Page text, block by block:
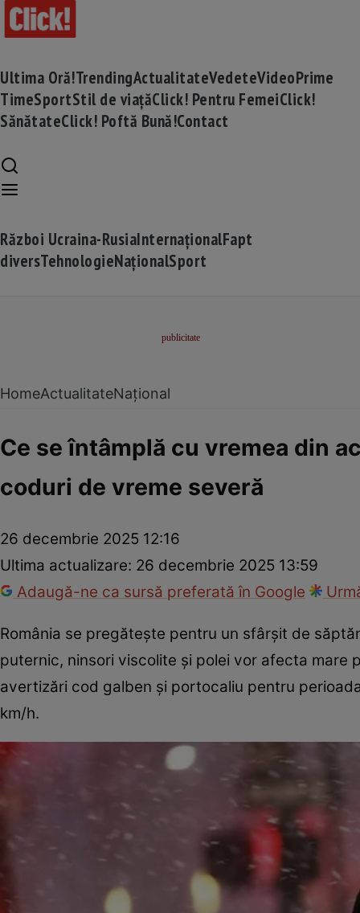
Ultima Oră!TrendingActualitateVedeteVideoPrime
TimeSportStil de viațăClick! Pentru FemeiClick!
SănătateClick! Poftă Bună!Contact
Război Ucraina-RusiaInternaționalFapt
diversTehnologieNaționalSport
HomeActualitateNațional
Ce se întâmplă cu vremea din
coduri de vreme severă
26 decembrie 2025 12:16
Ultima actualizare: 26 decembrie 2025 13:59
Adaugă-ne ca sursă preferată în Google
România se pregătește pentru un sfârșit de
puternic, ninsori viscolite și polei vor afecta
avertizări cod galben și portocaliu pentru
km/h.